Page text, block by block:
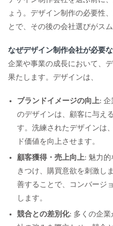
ょう。デザイン制作の必要性
とで、その後の会社選びがス
なぜデザイン制作会社が必要
企業や事業の成長において、
果たします。デザインは、
ブランドイメージの向上: 企
のデザインは、顧客に与え
す。洗練されたデザインは
ド価値を向上させます。
顧客獲得・売上向上: 魅力的
きつけ、購買意欲を刺激し
善することで、コンバージ
します。
競合との差別化: 多くの企業